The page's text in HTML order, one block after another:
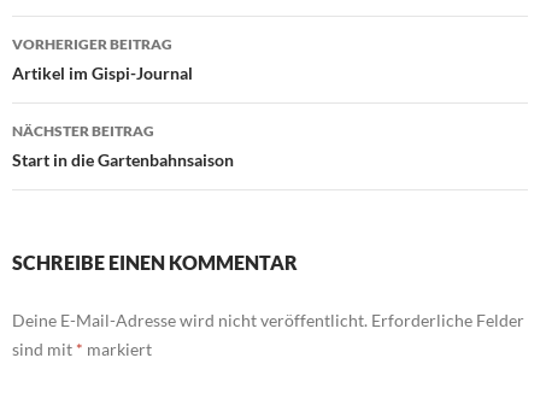
Beitragsnavigation
VORHERIGER BEITRAG
Artikel im Gispi-Journal
NÄCHSTER BEITRAG
Start in die Gartenbahnsaison
SCHREIBE EINEN KOMMENTAR
Deine E-Mail-Adresse wird nicht veröffentlicht. Erforderliche Felder
sind mit * markiert